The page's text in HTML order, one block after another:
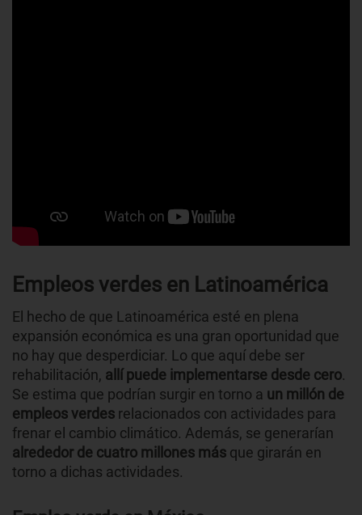
Empleos verdes en Latinoamérica
El hecho de que Latinoamérica esté en plena
expansión económica es una gran oportunidad que
no hay que desperdiciar. Lo que aquí debe ser
rehabilitación, allí puede implementarse desde cero.
Se estima que podrían surgir en torno a un millón de
empleos verdes relacionados con actividades para
frenar el cambio climático. Además, se generarían
alrededor de cuatro millones más que girarán en
torno a dichas actividades.